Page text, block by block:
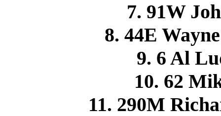
7. 91W
8. 44E
9. 6 Al
10. 62
11. 290M